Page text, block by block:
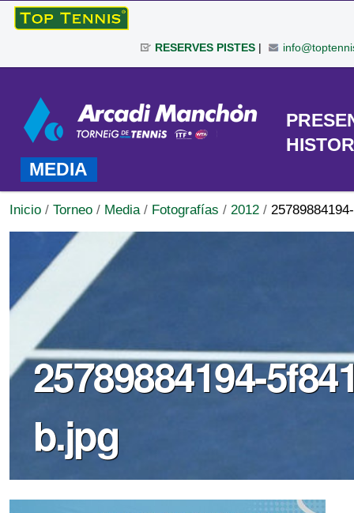
Cambiar
|
navegación
RESERVES PISTES|
Personales
TORNEO
MEDIA
Inicio / Torneo / Media / Fotografías / 2012 /
25789884194-
b.jpg